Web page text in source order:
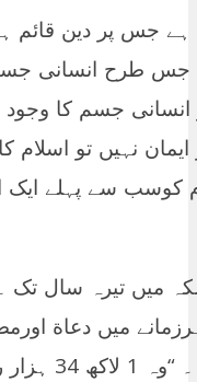
جس طرح انسانی
جسم کا وجود
نہیں تو
کوسب سے پہلے
میں تیرہ سال تک ۔
میں دعاة
طرف بلایا